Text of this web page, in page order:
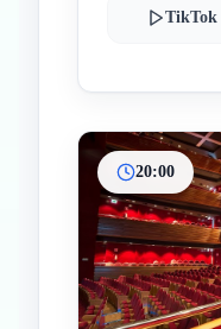
TikTok
20:00